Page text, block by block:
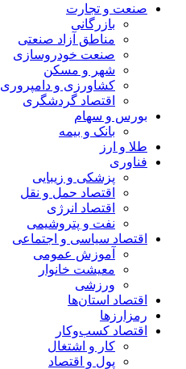
صنعت و تجارت
بازرگانی
مناطق آزاد صنعتی
صنعت خودروسازی
شهر و مسکن
کشاورزی و دامپروری
اقتصاد گردشگری
بورس و سهام
بانک و بیمه
طلا و ارز
فناوری
پزشکی و زیبایی
اقتصاد حمل و نقل
اقتصاد انرژی
نفت و پتروشیمی
اقتصاد سیاسی و اجتماعی
آموزش عمومی
معیشت خانوار
ورزشی
اقتصاد استان‌ها
رمزارزها
اقتصاد کسب‌و‌کار
کار و اشتغال
پول و اقتصاد